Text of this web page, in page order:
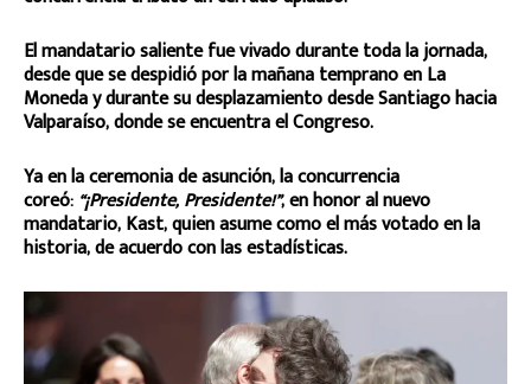
El mandatario saliente fue vivado durante toda la jornada,
desde que se despidió por la mañana temprano en La
Moneda y durante su desplazamiento desde Santiago hacia
Valparaíso, donde se encuentra el Congreso.
Ya en la ceremonia de asunción, la concurrencia
coreó: “¡Presidente, Presidente!”, en honor al nuevo
mandatario, Kast, quien asume como el más votado en la
historia, de acuerdo con las estadísticas.